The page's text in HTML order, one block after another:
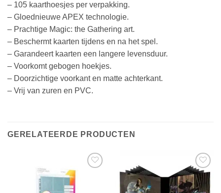
– 105 kaarthoesjes per verpakking.
– Gloednieuwe APEX technologie.
– Prachtige Magic: the Gathering art.
– Beschermt kaarten tijdens en na het spel.
– Garandeert kaarten een langere levensduur.
– Voorkomt gebogen hoekjes.
– Doorzichtige voorkant en matte achterkant.
– Vrij van zuren en PVC.
GERELATEERDE PRODUCTEN